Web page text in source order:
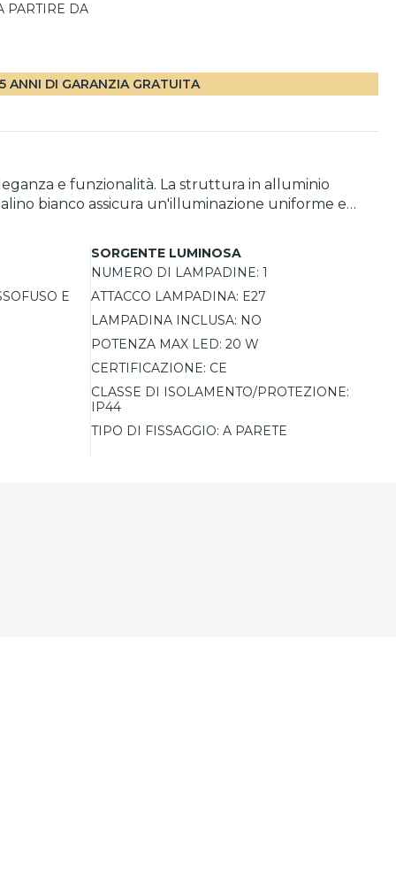
PARTIRE DA
5 ANNI DI GARANZIA GRATUITA
e funzionalità. La struttura in alluminio
bianco assicura un'illuminazione uniforme e
essere
E
SORGENTE LUMINOSA
NUMERO DI LAMPADINE: 1
ATTACCO LAMPADINA: E27
LAMPADINA INCLUSA: NO
POTENZA MAX LED: 20 W
CERTIFICAZIONE: CE
CLASSE DI ISOLAMENTO/PROTEZIONE:
IP44
TIPO DI FISSAGGIO: A PARETE